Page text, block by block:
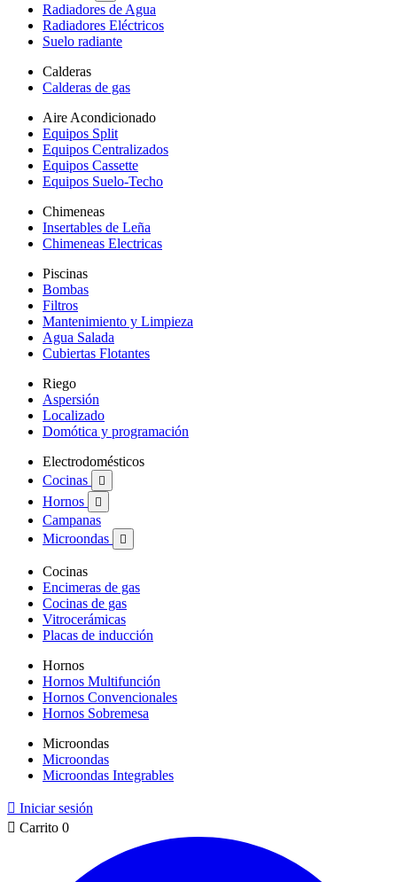
Radiadores de Agua
Radiadores Eléctricos
Suelo radiante
Calderas
Calderas de gas
Aire Acondicionado
Equipos Split
Equipos Centralizados
Equipos Cassette
Equipos Suelo-Techo
Chimeneas
Insertables de Leña
Chimeneas Electricas
Piscinas
Bombas
Filtros
Mantenimiento y Limpieza
Agua Salada
Cubiertas Flotantes
Riego
Aspersión
Localizado
Domótica y programación
Electrodomésticos
Cocinas

Hornos 
Campanas
Microondas

Cocinas
Encimeras de gas
Cocinas de gas
Vitrocerámicas
Placas de inducción
Hornos
Hornos Multifunción
Hornos Convencionales
Hornos Sobremesa
Microondas
Microondas
Microondas Integrables
 Iniciar sesión
 Carrito 0